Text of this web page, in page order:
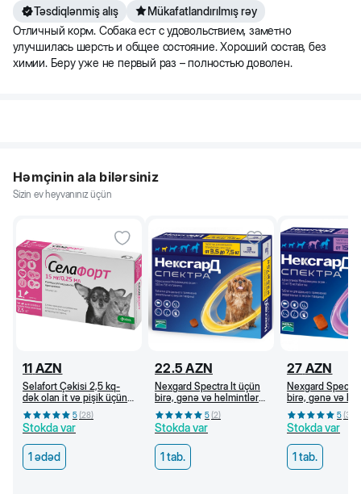
20 2½
30 3⅓ 2¼
50 4¾
*250 ml-lik 1 fincanın tutumu - 120 qr yem
Təsdiqlənmiş alış
Mükafatlandırılmış rəy
Отличный корм. Собака ест с удовольствием, заметно
улучшилась шерсть и общее состояние. Хороший состав, без
химии. Беру уже не первый раз – полностью доволен.
Həmçinin ala bilərsiniz
Sizin ev heyvanınız üçün
11 AZN
Selafort Çəkisi 2,5 kq-
dək olan it və pişik üçün
bit, birə, qoturluq gənəsi
və helmintlərə qarşı
damcı
5(28)
Stokda var
1 ədəd
22.5 AZN
Nexgard Spectra İt üçün
birə, gənə və helmintlərə
qarşı çeynəmə tabletlər
(3,5-7,5 kq) 5(2)
Stokda var
1 tab.
27 AZN
Nexgard
birə, gənə və
qarşı çeynəmə
(15-30 kq) 5(3
Stokda var
1 tab.